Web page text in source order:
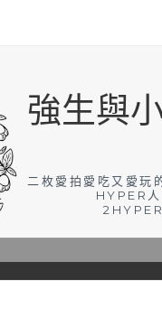
強生與
二枚愛拍愛吃又愛玩
HYPER